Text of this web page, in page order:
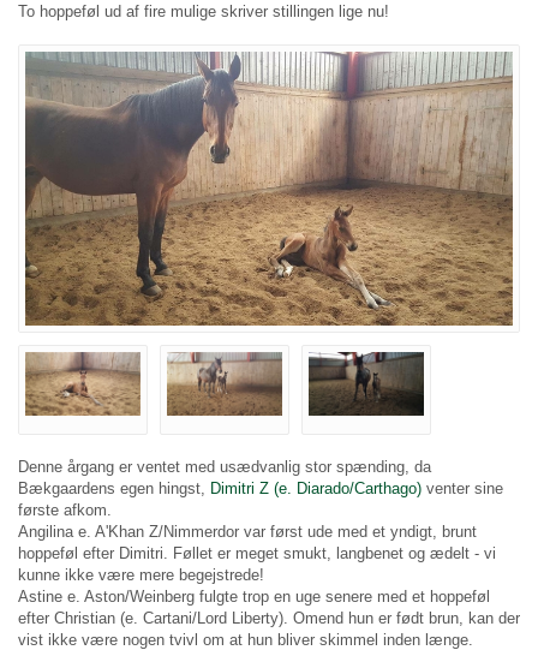
To hoppeføl ud af fire mulige skriver stillingen lige nu!
Denne årgang er ventet med usædvanlig stor spænding, da
Bækgaardens egen hingst, Dimitri Z (e. Diarado/Carthago) venter sine
første afkom.
Angilina e. A'Khan Z/Nimmerdor var først ude med et yndigt, brunt
hoppeføl efter Dimitri. Føllet er meget smukt, langbenet og ædelt - vi
kunne ikke være mere begejstrede!
Astine e. Aston/Weinberg fulgte trop en uge senere med et hoppeføl
efter Christian (e. Cartani/Lord Liberty). Omend hun er født brun, kan der
vist ikke være nogen tvivl om at hun bliver skimmel inden længe.